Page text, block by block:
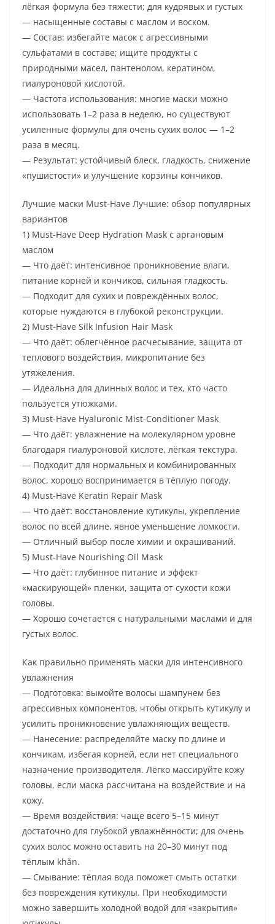
лёгкая формула без тяжести; для кудрявых и густых
— насыщенные составы с маслом и воском.
— Состав: избегайте масок с агрессивными
сульфатами в составе; ищите продукты с
природными масел, пантенолом, кератином,
гиалуроновой кислотой.
— Частота использования: многие маски можно
использовать 1–2 раза в неделю, но существуют
усиленные формулы для очень сухих волос — 1–2
раза в месяц.
— Результат: устойчивый блеск, гладкость, снижение
«пушистости» и улучшение корзины кончиков.
Лучшие маски Must-Have Лучшие: обзор популярных
вариантов
1) Must-Have Deep Hydration Mask с аргановым
маслом
— Что даёт: интенсивное проникновение влаги,
питание корней и кончиков, сильная гладкость.
— Подходит для сухих и повреждённых волос,
которые нуждаются в глубокой реконструкции.
2) Must-Have Silk Infusion Hair Mask
— Что даёт: облегчённое расчесывание, защита от
теплового воздействия, микропитание без
утяжеления.
— Идеальна для длинных волос и тех, кто часто
пользуется утюжками.
3) Must-Have Hyaluronic Mist-Conditioner Mask
— Что даёт: увлажнение на молекулярном уровне
благодаря гиалуроновой кислоте, лёгкая текстура.
— Подходит для нормальных и комбинированных
волос, хорошо воспринимается в тёплую погоду.
4) Must-Have Keratin Repair Mask
— Что даёт: восстановление кутикулы, укрепление
волос по всей длине, явное уменьшение ломкости.
— Отличный выбор после химии и окрашиваний.
5) Must-Have Nourishing Oil Mask
— Что даёт: глубинное питание и эффект
«маскирующей» пленки, защита от сухости кожи
головы.
— Хорошо сочетается с натуральными маслами и для
густых волос.
Как правильно применять маски для интенсивного
увлажнения
— Подготовка: вымойте волосы шампунем без
агрессивных компонентов, чтобы открыть кутикулу и
усилить проникновение увлажняющих веществ.
— Нанесение: распределяйте маску по длине и
кончикам, избегая корней, если нет специального
назначение производителя. Лёгко массируйте кожу
головы, если маска рассчитана на воздействие и на
кожу.
— Время воздействия: чаще всего 5–15 минут
достаточно для глубокой увлажнённости; для очень
сухих волос можно оставить на 20–30 минут под
тёплым khăn.
— Смывание: тёплая вода поможет смыть остатки
без повреждения кутикулы. При необходимости
можно завершить холодной водой для «закрытия»